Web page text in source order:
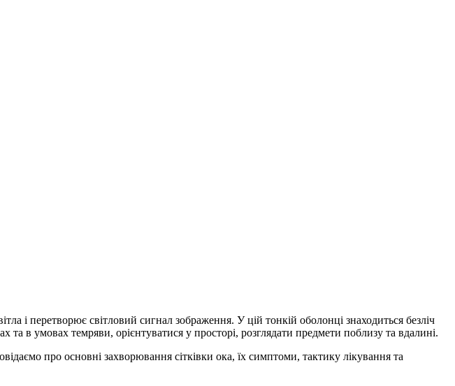
і перетворює світловий сигнал зображення. У цій тонкій оболонці знаходиться безліч
в умовах темряви, орієнтуватися у просторі, розглядати предмети поблизу та вдалині.
про основні захворювання сітківки ока, їх симптоми, тактику лікування та